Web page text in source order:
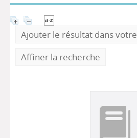
Ajouter le résultat dans
Affiner la recherche